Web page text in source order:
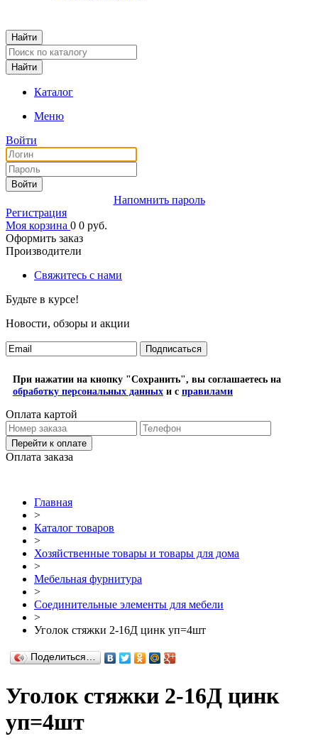
Каталог
Меню
Войти
Войти
Напомнить пароль
Регистрация
Моя корзина 0 0 руб.
Оформить заказ
Производители
Свяжитесь с нами
Будьте в курсе!
Новости, обзоры и акции
Подписаться
При нажатии на кнопку "Сохранить", вы соглашаетесь на
обработку персональных данных и с правилами
Оплата картой
Перейти к оплате
Оплата заказа
Главная
>
Каталог товаров
>
Хозяйственные товары и товары для дома
>
Мебельная фурнитура
>
Соединительные элементы для мебели
>
Уголок стяжки 2-16Д цинк уп=4шт
Поделиться…
Уголок стяжки 2-16Д цинк
уп=4шт